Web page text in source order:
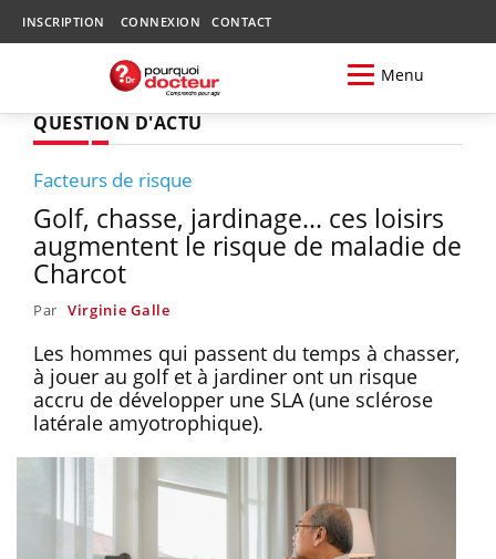
INSCRIPTION CONNEXION CONTACT
Menu
QUESTION D'ACTU
Facteurs de risque
Golf, chasse, jardinage... ces loisirs
augmentent le risque de maladie de
Charcot
Par Virginie Galle
Les hommes qui passent du temps à chasser,
à jouer au golf et à jardiner ont un risque
accru de développer une SLA (une sclérose
latérale amyotrophique).